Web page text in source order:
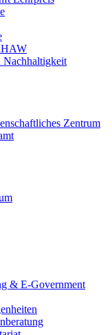
Nachhaltigkeit
Zentrum
& E-Government